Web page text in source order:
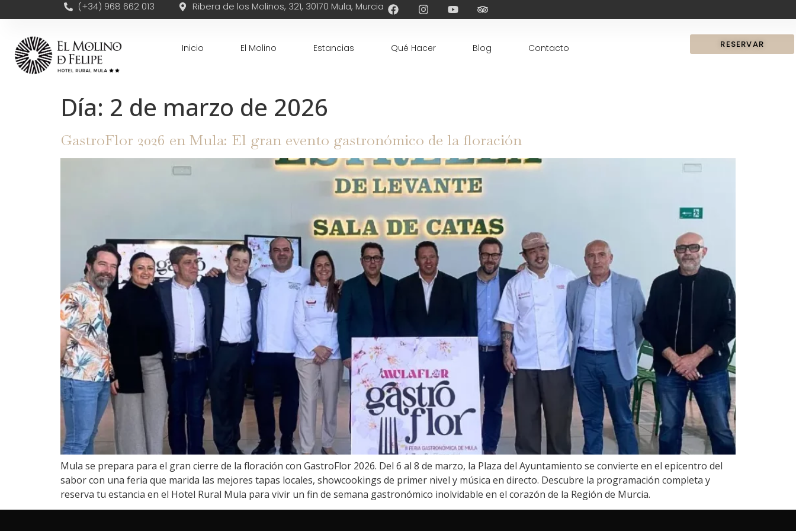
(+34) 968 662 013 Ribera de los Molinos, 321, 30170 Mula, Murcia
Inicio El Molino Estancias Qué Hacer Blog Contacto RESERVAR
Día: 2 de marzo de 2026
GastroFlor 2026 en Mula: El gran evento gastronómico de la floración
Mula se prepara para el gran cierre de la floración con GastroFlor 2026. Del 6 al 8 de marzo, la Plaza del Ayuntamiento se convierte en el epicentro del
sabor con una feria que marida las mejores tapas locales, showcookings de primer nivel y música en directo. Descubre la programación completa y
reserva tu estancia en el Hotel Rural Mula para vivir un fin de semana gastronómico inolvidable en el corazón de la Región de Murcia.